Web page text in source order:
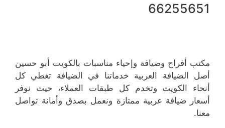
66255651
مكتب أفراح وضيافة وإحياء مناسبات بالكويت أبو حسين
أصل الضيافة العربية خدماتنا في الضيافة تغطي كل
أنحاء الكويت وتخدم كل طبقات العملاء، حيث نوفر
أسعار ضيافة عربية ممتازة ونعمل بصدق وأمانة تواصل
معنا.